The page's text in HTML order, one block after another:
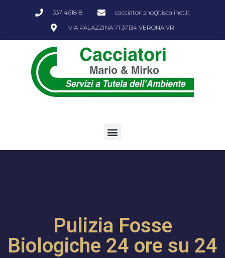
337 461818
cacciatori.snc@tiscalinet.it
VIA PALAZZINA 71 37134 VERONA VR
Pulizia Fosse
Biologiche 24 ore su 24